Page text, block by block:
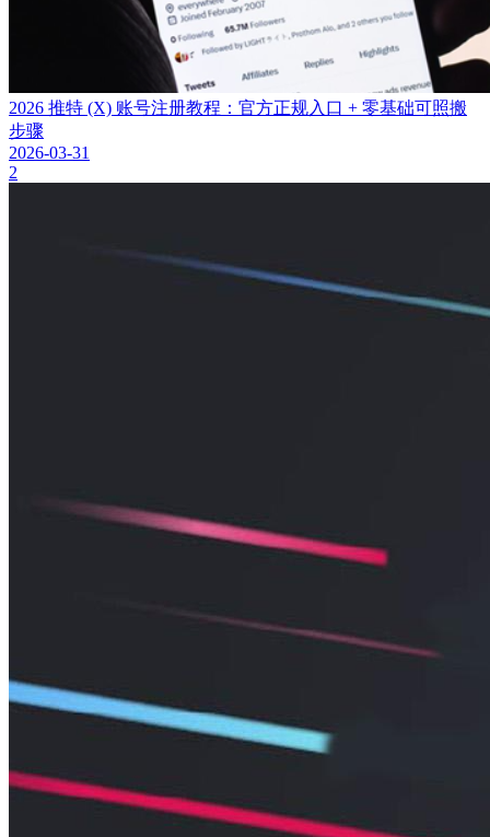
2026 推特 (X) 账号注册教程：官方正规入口 + 零基础可照搬
步骤
2026-03-31
2